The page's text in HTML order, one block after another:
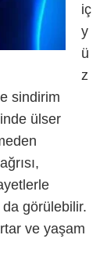
iç
y
ü
z
sindirim
ülser
da görülebilir.
ve yaşam